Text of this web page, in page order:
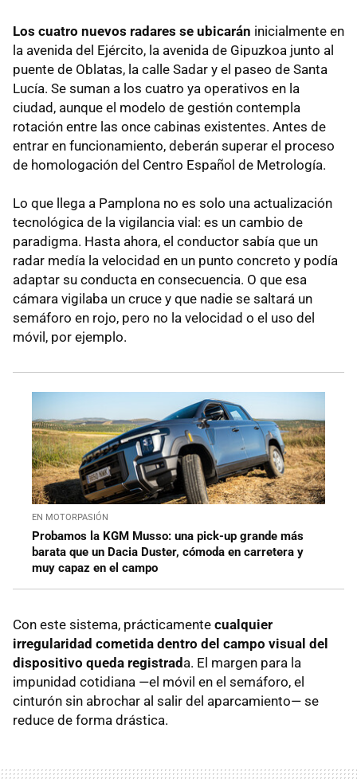
Los cuatro nuevos radares se ubicarán inicialmente en
la avenida del Ejército, la avenida de Gipuzkoa junto al
puente de Oblatas, la calle Sadar y el paseo de Santa
Lucía. Se suman a los cuatro ya operativos en la
ciudad, aunque el modelo de gestión contempla
rotación entre las once cabinas existentes. Antes de
entrar en funcionamiento, deberán superar el proceso
de homologación del Centro Español de Metrología.
Lo que llega a Pamplona no es solo una actualización
tecnológica de la vigilancia vial: es un cambio de
paradigma. Hasta ahora, el conductor sabía que un
radar medía la velocidad en un punto concreto y podía
adaptar su conducta en consecuencia. O que esa
cámara vigilaba un cruce y que nadie se saltará un
semáforo en rojo, pero no la velocidad o el uso del
móvil, por ejemplo.
EN MOTORPASIÓN
Probamos la KGM Musso: una pick-up grande más
barata que un Dacia Duster, cómoda en carretera y
muy capaz en el campo
Con este sistema, prácticamente cualquier
irregularidad cometida dentro del campo visual del
dispositivo queda registrad a. El margen para la
impunidad cotidiana —el móvil en el semáforo, el
cinturón sin abrochar al salir del aparcamiento— se
reduce de forma drástica.